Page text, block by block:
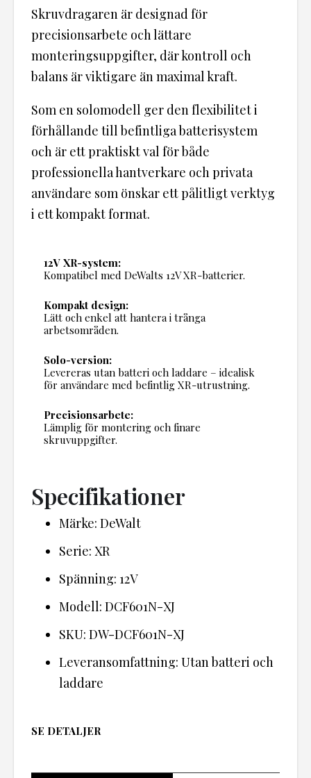
Skruvdragaren är designad för
precisionsarbete och lättare
monteringsuppgifter, där kontroll och
balans är viktigare än maximal kraft.
Som en solomodell ger den flexibilitet i
förhållande till befintliga batterisystem
och är ett praktiskt val för både
professionella hantverkare och privata
användare som önskar ett pålitligt verktyg
i ett kompakt format.
12V XR-system:
Kompatibel med DeWalts 12V XR-batterier.
Kompakt design:
Lätt och enkel att hantera i trånga
arbetsområden.
Solo-version:
Levereras utan batteri och laddare – idealisk
för användare med befintlig XR-utrustning.
Precisionsarbete:
Lämplig för montering och finare
skruvuppgifter.
Specifikationer
Märke: DeWalt
Serie: XR
Spänning: 12V
Modell: DCF601N-XJ
SKU: DW-DCF601N-XJ
Leveransomfattning: Utan batteri och
laddare
SE DETALJER